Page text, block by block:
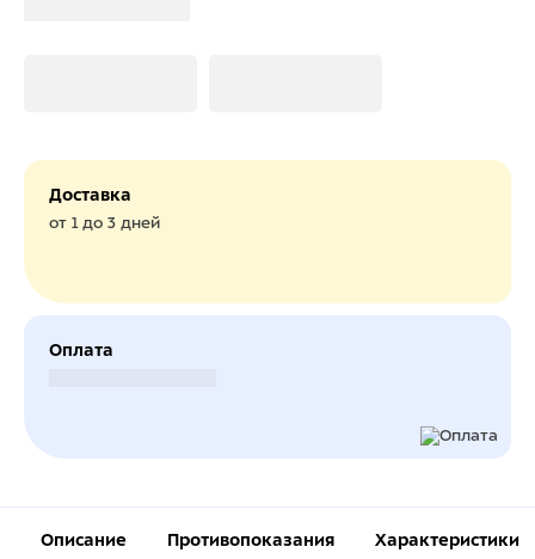
Доставка
от 1 до 3 дней
Оплата
Описание Противопоказания Характеристики